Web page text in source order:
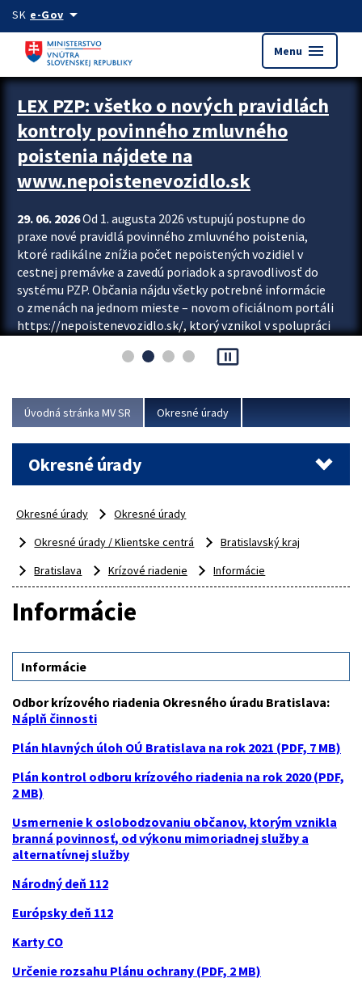
Preskocit na hlavný obsah
SK e-Govarrow_drop_down
Menu menu
Zastavit automatický posun upútavok
LEX PZP: všetko o nových pravidlách
kontroly povinného zmluvného
poistenia nájdete na
www.nepoistenevozidlo.sk
29. 06. 2026Od 1. augusta 2026 vstupujú postupne do
praxe nové pravidlá povinného zmluvného poistenia,
ktoré radikálne znížia počet nepoistených vozidiel v
cestnej premávke a zavedú poriadok a spravodlivosť do
systému PZP. Občania nájdu všetky potrebné informácie
o zmenách na jednom mieste – novom oficiálnom portáli
https://nepoistenevozidlo.sk/, ktorý vznikol v spolupráci
asociácie poisťovní (SLASPO) a Ministerstva vnútra SR.
Viac
pause_presentation
Úvodná stránka MV SR Okresné úrady
Okresné úrady
Okresné úrady
Okresné úrady
Okresné úrady / Klientske centrá
Bratislavský kraj
Bratislava
Krízové riadenie Informácie
Informácie
Informácie
Odbor krízového riadenia Okresného úradu Bratislava:
Náplň činnosti
Plán hlavných úloh OÚ Bratislava na rok 2021 (PDF, 7 MB)
Plán kontrol odboru krízového riadenia na rok 2020 (PDF,
2 MB)
Usmernenie k oslobodzovaniu občanov, ktorým vznikla
branná povinnosť, od výkonu mimoriadnej služby a
alternatívnej služby
Národný deň 112
Európsky deň 112
Karty CO
Určenie rozsahu Plánu ochrany (PDF, 2 MB)